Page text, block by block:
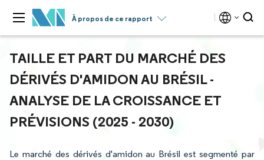
À propos de ce rapport
TAILLE ET PART DU MARCHÉ DES
DÉRIVÉS D'AMIDON AU BRÉSIL -
ANALYSE DE LA CROISSANCE ET
PRÉVISIONS (2025 - 2030)
Le marché des dérivés d'amidon au Brésil est segmenté par